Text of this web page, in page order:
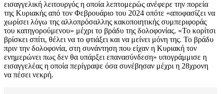
εισαγγελική λειτουργός η οποία λεπτομερώς ανέφερε την πορεία
της Κυριακής από τον Φεβρουάριο του 2024 οπότε «αποφασίζει να
χωρίσει λόγω της αλλοπρόσαλλης κακοποιητικής συμπεριφοράς
του κατηγορούμενου» μέχρι το βράδυ της δολοφονίας. «Το κορίτσι
βρίσκει σπίτι, θέλει να το φτιάξει και να μείνει μόνη της. Το βράδυ
πριν την δολοφονία, στη συνάντηση που είχαν η Κυριακή τον
ενημερώνει πως δεν θα υπάρξει επανασύνδεση» υπογράμμισε η
εισαγγελέας η οποία περίγραψε όσα συνέβησαν μέχρι η 28χρονη
να πέσει νεκρή.